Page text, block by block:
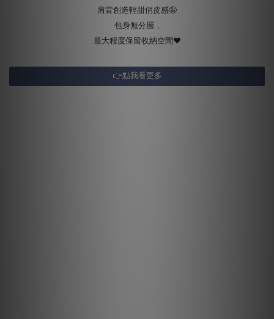
肩背創造輕甜俏皮感🤪
包身無分層，
最大程度保留收納空間❤️
👉點我看更多